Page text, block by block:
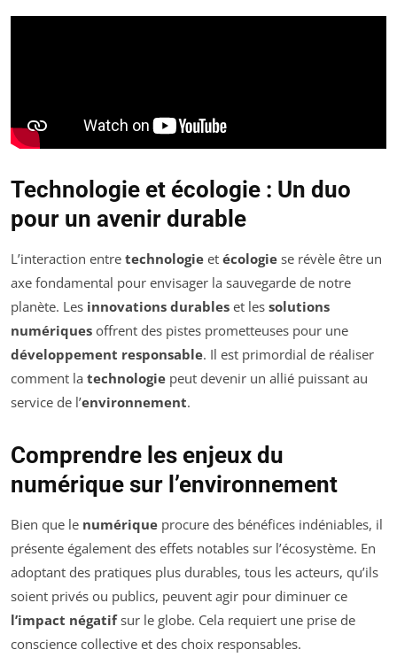
Technologie et écologie : Un duo
pour un avenir durable
L’interaction entre technologie et écologie se révèle être un
axe fondamental pour envisager la sauvegarde de notre
planète. Les innovations durables et les solutions
numériques offrent des pistes prometteuses pour une
développement responsable. Il est primordial de réaliser
comment la technologie peut devenir un allié puissant au
service de l’environnement.
Comprendre les enjeux du
numérique sur l’environnement
Bien que le numérique procure des bénéfices indéniables, il
présente également des effets notables sur l’écosystème. En
adoptant des pratiques plus durables, tous les acteurs, qu’ils
soient privés ou publics, peuvent agir pour diminuer ce
l’impact négatifsur le globe. Cela requiert une prise de
conscience collective et des choix responsables.